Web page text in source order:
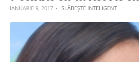
IANUARIE 9, 2017 SLĂBEȘTE INTELIGENT